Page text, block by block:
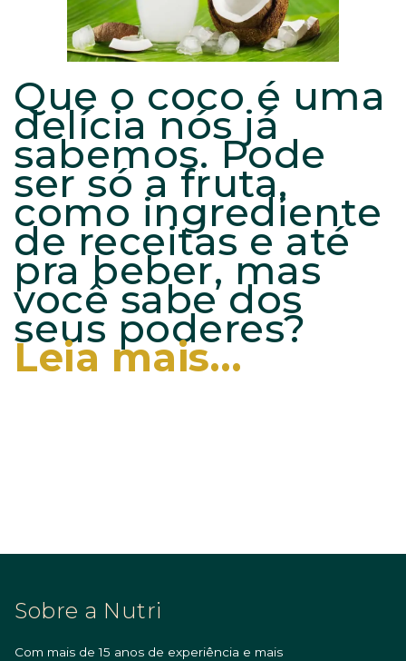
Que o coco é uma
delícia nós já
sabemos. Pode
ser só a fruta,
como ingrediente
de receitas e até
pra beber, mas
você sabe dos
seus poderes?
Leia mais…
Sobre a Nutri
Com mais de 15 anos de experiência e mais